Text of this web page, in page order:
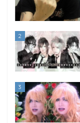
2
3